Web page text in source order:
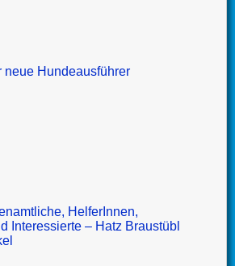
neue Hundeausführer
HelferInnen,
Interessierte – Hatz Braustübl